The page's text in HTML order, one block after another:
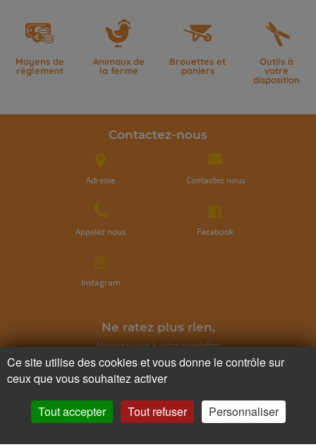
Moyens de
règlement
Animaux de
la ferme
Brouettes et
paniers
Outils à
votre
disposition
Contactez-nous
Adresse Contactez nous
Appelez nous Facebook
Instagram
Ne ratez plus rien,
Abonnez-vous à notre newsletter
Je m’inscris
Ce site utilise des cookies et vous donne le contrôle sur
ceux que vous souhaitez activer
Tout accepter Tout refuser Personnaliser